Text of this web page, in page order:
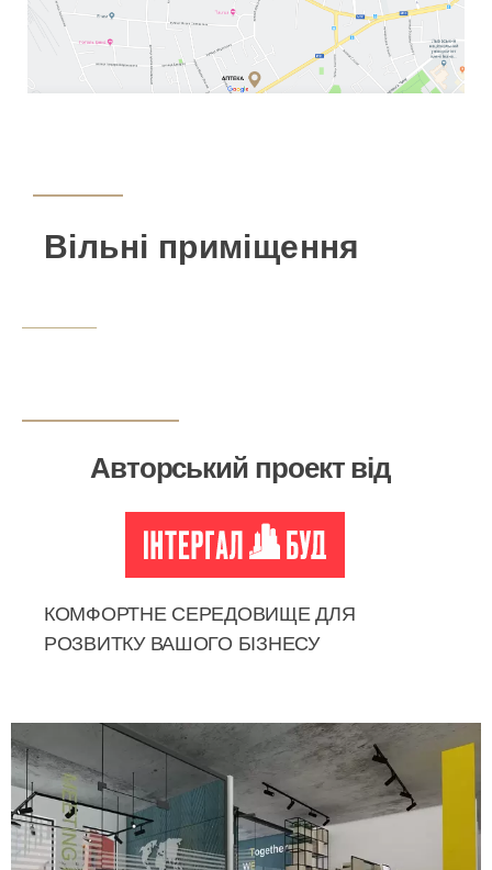
Вільні приміщення
Авторський проект від
КОМФОРТНЕ СЕРЕДОВИЩЕ ДЛЯ
РОЗВИТКУ ВАШОГО БІЗНЕСУ